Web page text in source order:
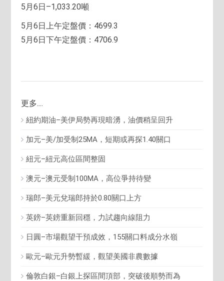
5月6日–1,033.20噸
5月6日上午定盤價：4699.3
5月6日下午定盤價：4706.9
更多....
紐約期油–美伊局勢再現暗湧，油價稍呈回升
加元–美/加受制25MA，短期或再探1.40關口
紐元–紐元高位區間整固
澳元–澳元受制100MA，高位爭持待變
瑞郎–美元兌瑞郎持於0.80關口上方
英鎊–英鎊重新回穩，力試趨向線阻力
日圓–市場觀望干預成效，155關口料成分水嶺
歐元–歐元升勢暫緩，觀望美國非農數據
倫敦白銀–白銀上探區間頂部，突破後順勢而為